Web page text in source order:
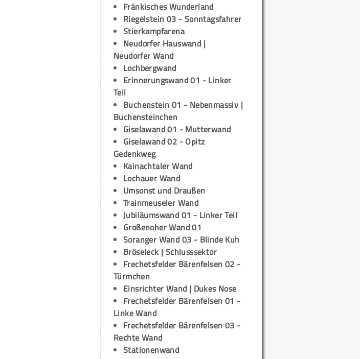
Fränkisches Wunderland
Riegelstein 03 - Sonntagsfahrer
Stierkampfarena
Neudorfer Hauswand |
Neudorfer Wand
Lochbergwand
Erinnerungswand 01 - Linker
Teil
Buchenstein 01 - Nebenmassiv |
Buchensteinchen
Giselawand 01 - Mutterwand
Giselawand 02 - Opitz
Gedenkweg
Kainachtaler Wand
Lochauer Wand
Umsonst und Draußen
Trainmeuseler Wand
Jubiläumswand 01 - Linker Teil
Großenoher Wand 01
Soranger Wand 03 - Blinde Kuh
Bröseleck | Schlusssektor
Frechetsfelder Bärenfelsen 02 -
Türmchen
Einsrichter Wand | Dukes Nose
Frechetsfelder Bärenfelsen 01 -
Linke Wand
Frechetsfelder Bärenfelsen 03 -
Rechte Wand
Stationenwand